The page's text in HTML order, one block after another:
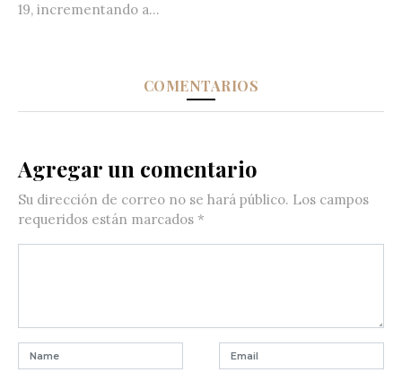
19, incrementando a...
COMENTARIOS
Agregar un comentario
Su dirección de correo no se hará público. Los campos
requeridos están marcados *